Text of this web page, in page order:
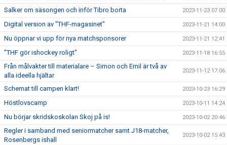
Salker om säsongen och inför Tibro borta 2023-11-23 07:00
Digital version av "THF-magasinet" 2023-11-21 14:00
Nu öppnar vi upp för nya matchsponsorer 2023-11-21 12:41
”THF gör ishockey roligt" 2023-11-18 16:55
Från målvakter till materialare – Simon och Emil är två av
alla ideella hjältar
2023-11-12 17:06
Schemat till campen klart! 2023-10-23 16:29
Höstlovscamp 2023-10-11 14:24
Nu börjar skridskoskolan Skoj på is! 2023-10-02 20:46
Regler i samband med seniormatcher samt J18-matcher,
Rosenbergs ishall
2023-10-02 15:43